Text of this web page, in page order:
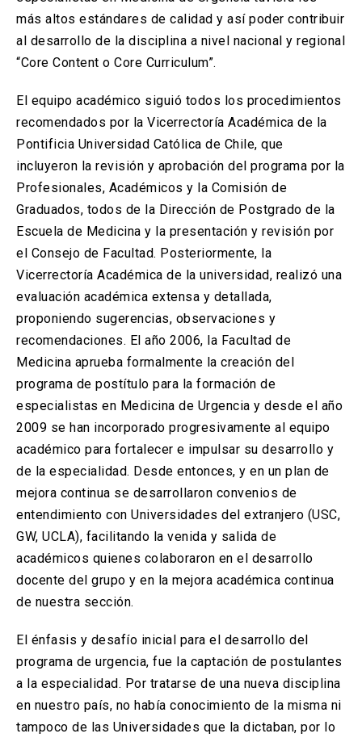
más altos estándares de calidad y así poder contribuir
al desarrollo de la disciplina a nivel nacional y regional
“Core Content o Core Curriculum”.
El equipo académico siguió todos los procedimientos
recomendados por la Vicerrectoría Académica de la
Pontificia Universidad Católica de Chile, que
incluyeron la revisión y aprobación del programa por la
Profesionales, Académicos y la Comisión de
Graduados, todos de la Dirección de Postgrado de la
Escuela de Medicina y la presentación y revisión por
el Consejo de Facultad. Posteriormente, la
Vicerrectoría Académica de la universidad, realizó una
evaluación académica extensa y detallada,
proponiendo sugerencias, observaciones y
recomendaciones. El año 2006, la Facultad de
Medicina aprueba formalmente la creación del
programa de postítulo para la formación de
especialistas en Medicina de Urgencia y desde el año
2009 se han incorporado progresivamente al equipo
académico para fortalecer e impulsar su desarrollo y
de la especialidad. Desde entonces, y en un plan de
mejora continua se desarrollaron convenios de
entendimiento con Universidades del extranjero (USC,
GW, UCLA), facilitando la venida y salida de
académicos quienes colaboraron en el desarrollo
docente del grupo y en la mejora académica continua
de nuestra sección.
El énfasis y desafío inicial para el desarrollo del
programa de urgencia, fue la captación de postulantes
a la especialidad. Por tratarse de una nueva disciplina
en nuestro país, no había conocimiento de la misma ni
tampoco de las Universidades que la dictaban, por lo